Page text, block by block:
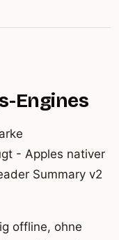
Engines
- Apples nativer
Summary v2
offline, ohne